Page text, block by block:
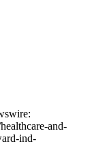
and-
ind-